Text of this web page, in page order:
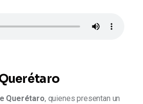
Querétaro, quienes presentan un